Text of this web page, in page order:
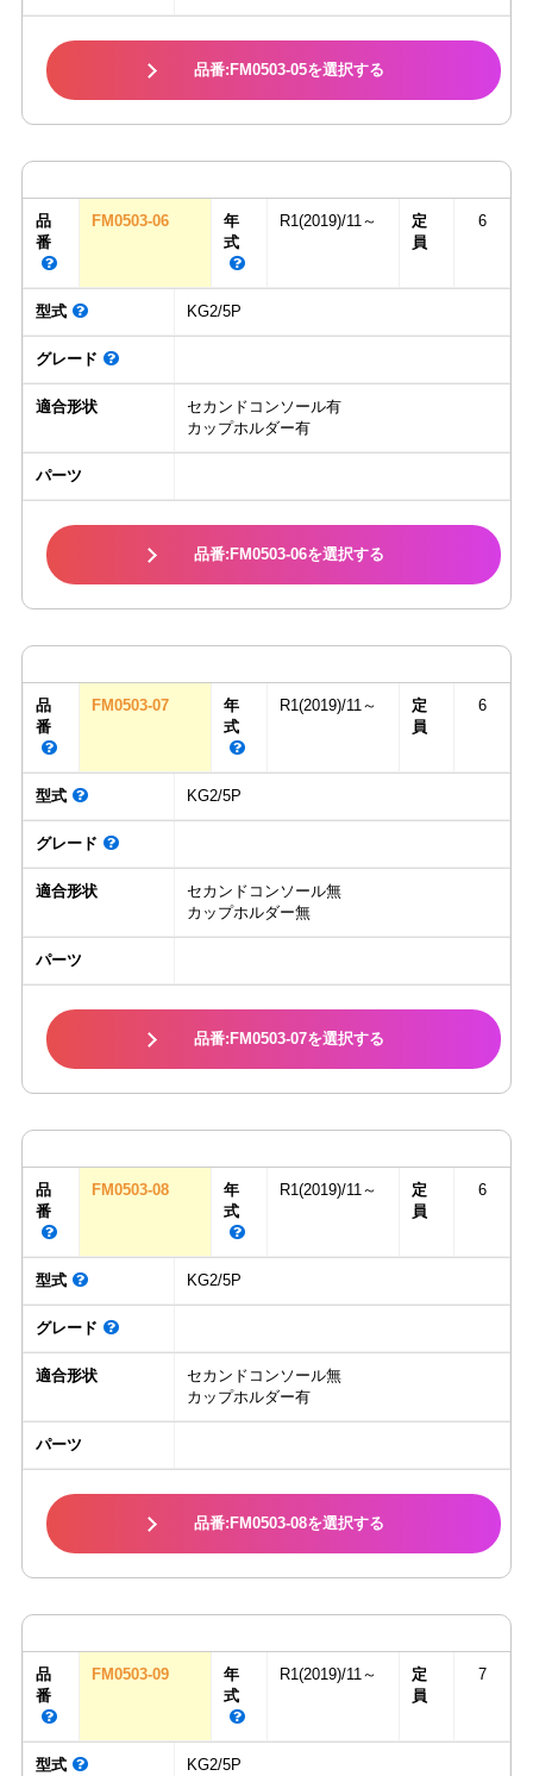
品番:FM0503-05を選択する
品
番
FM0503-06
年
式
R1(2019)/11～
定
員
6
型式 KG2/5P
グレード
適合形状
セカンドコンソール有
カップホルダー有
パーツ
品番:FM0503-06を選択する
品
番
FM0503-07
年
式
R1(2019)/11～
定
員
6
型式 KG2/5P
グレード
適合形状
セカンドコンソール無
カップホルダー無
パーツ
品番:FM0503-07を選択する
品
番
FM0503-08
年
式
R1(2019)/11～
定
員
6
型式 KG2/5P
グレード
適合形状
セカンドコンソール無
カップホルダー有
パーツ
品番:FM0503-08を選択する
品
番
FM0503-09
年
式
R1(2019)/11～
定
員
7
型式 KG2/5P